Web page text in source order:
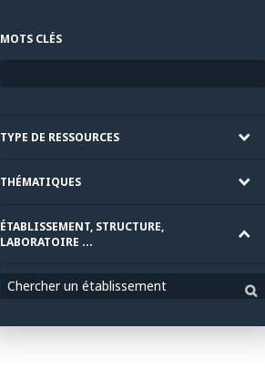
MOTS CLÉS
TYPE DE RESSOURCES
THÉMATIQUES
ÉTABLISSEMENT, STRUCTURE,
LABORATOIRE ...
Chercher un établissement